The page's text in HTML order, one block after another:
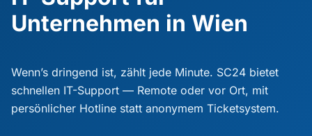
IT-Wartung & Fernwartung
Firewall & Virenschutz
DSGVO & Datenschutz
NIS2 für KMU
IT-Flatrate für Unternehmen
Cloud-Lösungen
IT für Kanzleien
IT für Steuerberater
Unternehmen in Wien
Wenn’s dringend ist, zählt jede Minute. SC24 bietet
schnellen IT-Support — Remote oder vor Ort, mit
persönlicher Hotline statt anonymem Ticketsystem.